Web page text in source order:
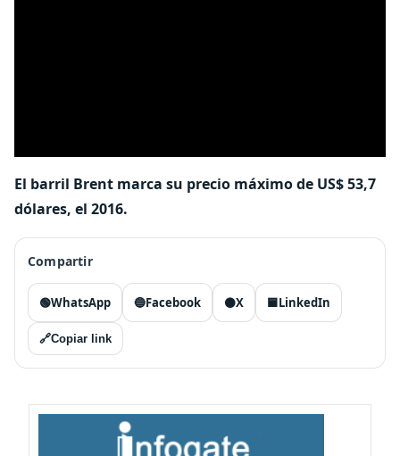
El barril Brent marca su precio máximo de US$ 53,7
dólares, el 2016.
Compartir
🟢WhatsApp 🔵Facebook ⚫X 🟦LinkedIn
🔗Copiar link